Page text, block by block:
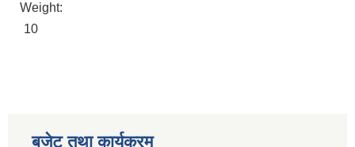
Weight:
10
बजेट तथा कार्यक्रम